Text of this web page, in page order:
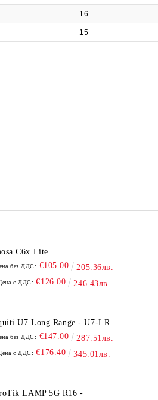
16
15
C6x Lite
без ДДС: €105.00 205.36лв.
с ДДС: €126.00 246.43лв.
U7 Long Range - U7-LR
без ДДС: €147.00 287.51лв.
с ДДС: €176.40 345.01лв.
LAMP 5G R16 -